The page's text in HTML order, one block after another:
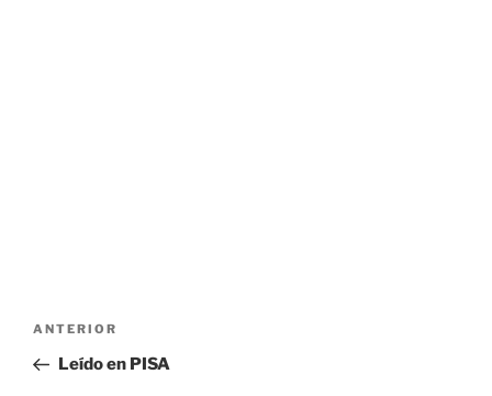
Navegación
entradas
Entrada
anterior:
ANTERIOR
Leído en PISA